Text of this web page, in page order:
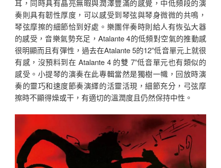
耳，同時具有晶亮無暇與潤澤豐滿的感覺，中低頻段的演
奏則具有韌性厚度，可以感受到琴弦與琴身微微的共鳴，
琴弦摩擦的細節恰到好處。樂團伴奏時則給人有恢弘大器
的感受，音樂氣勢充足，Atalante 4的低頻對空氣的推動感
很明顯而且有彈性，過去在Atalante 5的12”低音單元上就很
有感，沒預料到在 Atalante 4 的雙 7”低音單元也有類似的
感受。小提琴的演奏在此專輯當然是獨樹一幟，回放時演
奏的靈巧和速度節奏演繹的活靈活現，細節充分，弓弦摩
擦時不顯得燥或干，有適切的溫潤度且仍然保持中性。